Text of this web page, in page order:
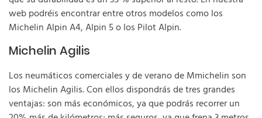
web podréis encontrar entre otros modelos como los
Michelin Alpin A4, Alpin 5 o los Pilot Alpin.
Michelin Agilis
Los neumáticos comerciales y de verano de Mmichelin son
los Michelin Agilis. Con ellos dispondrás de tres grandes
ventajas: son más económicos, ya que podrás recorrer un